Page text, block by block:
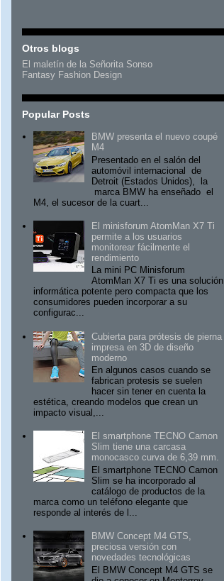
Otros blogs
El maletín de la Señorita Sonso
Fantasy Fashion Design
Popular Posts
BMW presenta el nuevo coupé
M4
Presentado en el salón del
automóvil internacional de
Detroit (Estados Unidos), la
marca BMW ha enseñado el
M4, el sucesor de la cuart...
El minisforum AtomMan X7 Ti
permite a los usuarios
monitorear fácilmente el
rendimiento
La mini PC Minisforum
AtomMan X7 Ti es una solución
informática potente pero compacta que los
consumidores pueden incorporar a su
configurac...
Cubierta para prótesis de pierna
impresa en 3D de diseño
moderno
En algunos casos cuando se
fabrican protesis se suelen
hacer sin tener en cuenta la
estética, creando modelos que crean un
impacto visual,...
El smartphone TECNO Camon
Slim tiene una carcasa
monocasco curva de 6,39 mm.
El smartphone TECNO Camon
Slim se ha incorporado al
catálogo de productos de la
marca como un teléfono elegante que
responde al interés de l...
BMW Concept M4 GTS,
preciosa versión con
novedades tecnológicas
El BMW Concept M4 GTS se